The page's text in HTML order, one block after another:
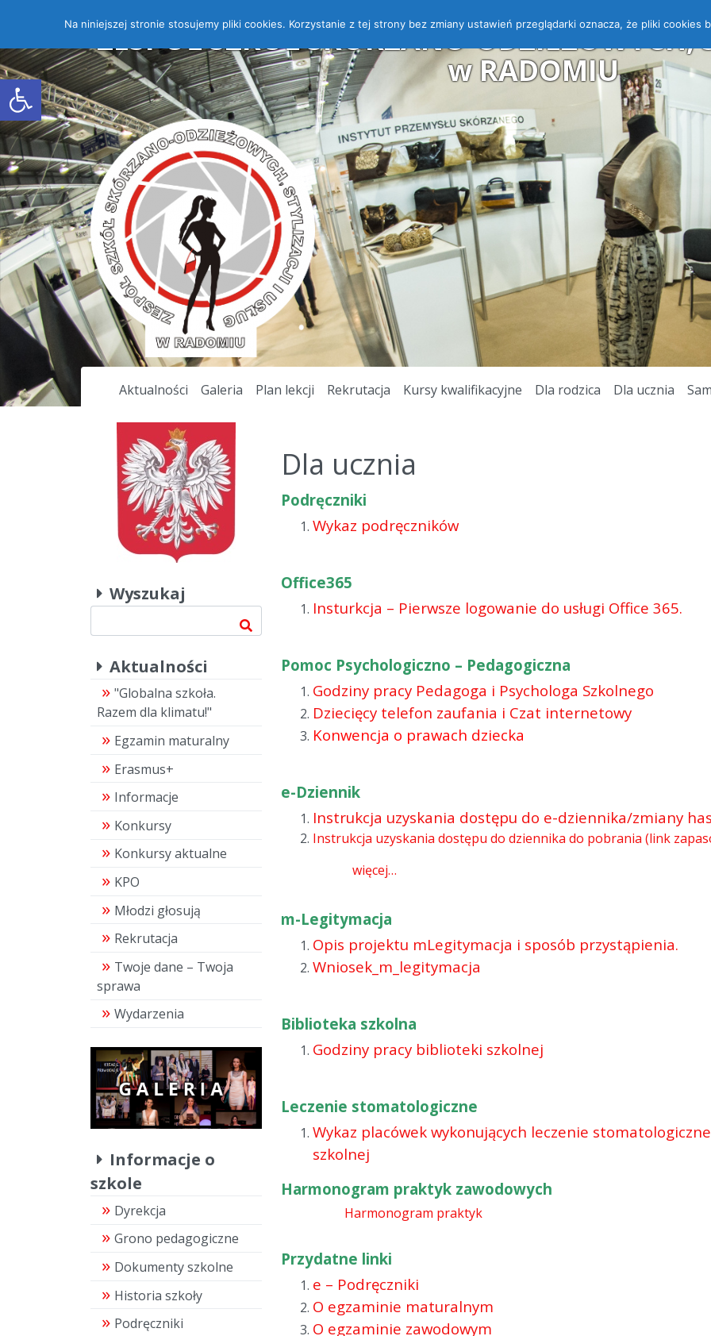
Open toolbar
ZESPÓŁ SZKÓŁ SKÓRZANO-ODZIEŻOWYCH,
w RADOMIU
Aktualności Galeria Plan lekcji Rekrutacja Kursy kwalifikacyjne Dla rodzica Dla ucznia
Wyszukaj
Aktualności
"Globalna szkoła.
Razem dla klimatu!"
Egzamin maturalny
Erasmus+
Informacje
Konkursy
Konkursy aktualne
KPO
Młodzi głosują
Rekrutacja
Twoje dane – Twoja
sprawa
Wydarzenia
Informacje o
szkole
Dyrekcja
Grono pedagogiczne
Dokumenty szkolne
Historia szkoły
Podręczniki
Dla ucznia
Podręczniki
Wykaz podręczników
Office365
Insturkcja – Pierwsze logowanie do usługi Office 365.
Pomoc Psychologiczno – Pedagogiczna
Godziny pracy Pedagoga i Psychologa Szkolnego
Dziecięcy telefon zaufania i Czat internetowy
Konwencja o prawach dziecka
e-Dziennik
Instrukcja uzyskania dostępu do e-dziennika/zmiany
Instrukcja uzyskania dostępu do dziennika do pobrania (link
więcej…
m-Legitymacja
Opis projektu mLegitymacja i sposób przystąpienia.
Wniosek_m_legitymacja
Biblioteka szkolna
Godziny pracy biblioteki szkolnej
Leczenie stomatologiczne
Wykaz placówek wykonujących leczenie
szkolnej
Harmonogram praktyk zawodowych
Harmonogram praktyk
Przydatne linki
e – Podręczniki
O egzaminie maturalnym
O egzaminie zawodowym
Na niniejszej stronie stosujemy pliki cookies. Korzystanie z tej strony bez zmiany ustawień przeglądarki oznacza, że pliki cookies